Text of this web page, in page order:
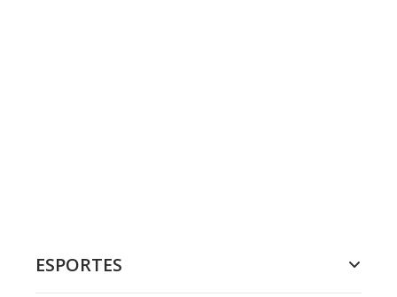
ESPORTES